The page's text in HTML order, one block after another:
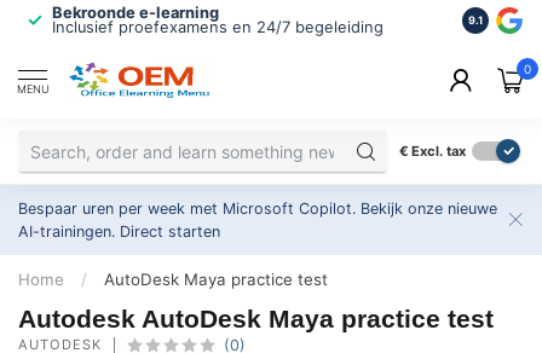
Bekroonde e-learning
Inclusief proefexamens en 24/7 begeleiding
ISO
2.500+
9.1
MENU
0
€ Excl. tax
Bespaar uren per week met Microsoft Copilot. Bekijk onze nieuwe
AI-trainingen. Direct starten
Home / AutoDesk Maya practice test
Autodesk AutoDesk Maya practice test
AUTODESK (0)